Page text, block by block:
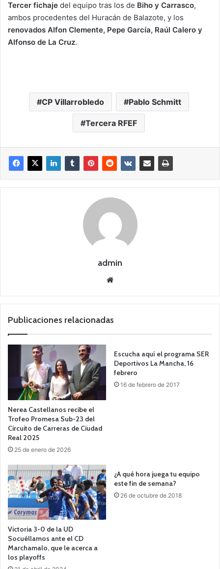
Tercer fichaje del equipo tras los de Biho y Carrasco,
ambos procedentes del Huracán de Balazote, y los
renovados Alfon Clemente, Pepe García, Raúl Calero y
Alfonso de La Cruz.
CP Villarrobledo Pablo Schmitt
Tercera RFEF
admin
we
Publicaciones relacionadas
Nerea Castellanos recibe el
Trofeo Promesa Sub-23 del
Circuito de Carreras de Ciudad
Real 2025
25 de enero de 2026
Escucha aquí el programa SER
Deportivos La Mancha, 16
febrero
16 de febrero de 2017
Victoria 3-0 de la UD
Socuéllamos ante el CD
Marchamalo, que le acerca a
los playoffs
¿A qué hora juega tu equipo
este fin de semana?
26 de octubre de 2018